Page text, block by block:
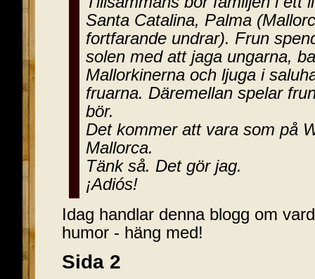
Santa Catalina, Palma
fortfarande undrar). Frun
solen med att jaga ungarna,
Mallorkinerna och ljuga i
fruarna. Däremellan spelar
bör.
Det kommer att vara som på
Mallorca.
Tänk så. Det gör jag.
¡Adiós!
Idag handlar denna blogg om
humor - häng med!
Sida 2